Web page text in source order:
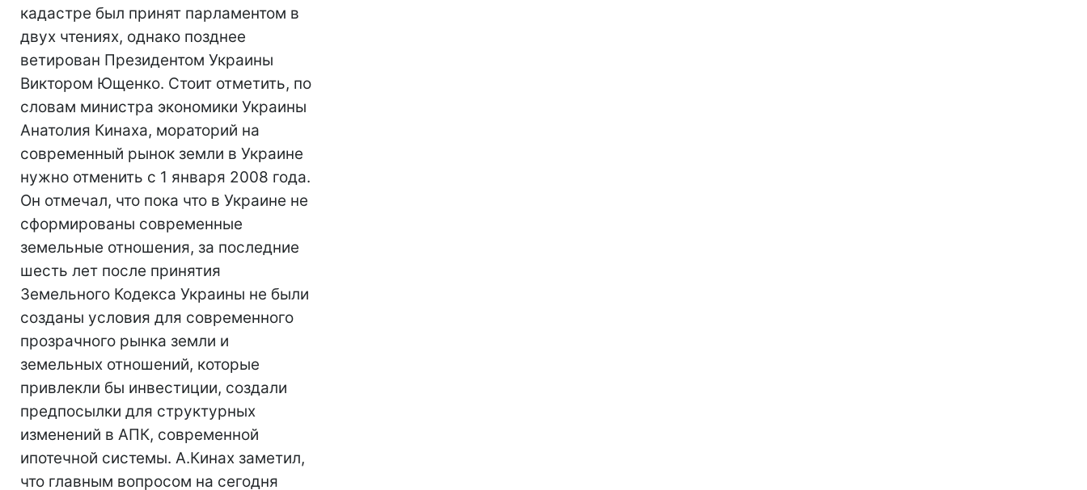
кадастре был принят парламентом в
двух чтениях, однако позднее
ветирован Президентом Украины
Виктором Ющенко. Стоит отметить, по
словам министра экономики Украины
Анатолия Кинаха, мораторий на
современный рынок земли в Украине
нужно отменить с 1 января 2008 года.
Он отмечал, что пока что в Украине не
сформированы современные
земельные отношения, за последние
шесть лет после принятия
Земельного Кодекса Украины не были
созданы условия для современного
прозрачного рынка земли и
земельных отношений, которые
привлекли бы инвестиции, создали
предпосылки для структурных
изменений в АПК, современной
ипотечной системы. А.Кинах заметил,
что главным вопросом на сегодня